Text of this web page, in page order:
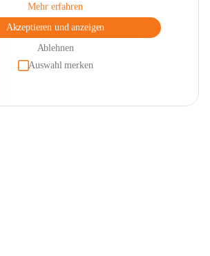
Mehr erfahren
Akzeptieren und anzeigen
Ablehnen
Auswahl merken